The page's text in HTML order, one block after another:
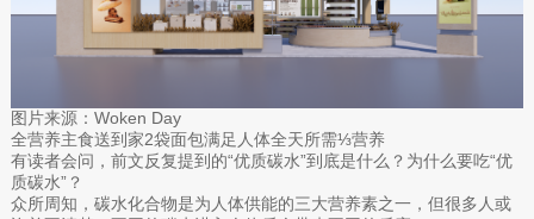
图片来源：Woken Day
全营养主食送到家2袋面包满足人体全天所需⅓营养
有读者会问，前文反复提到的“优质碳水”到底是什么？为什么要吃“优
质碳水”？
众所周知，碳水化合物是为人体供能的三大营养素之一，但很多人或